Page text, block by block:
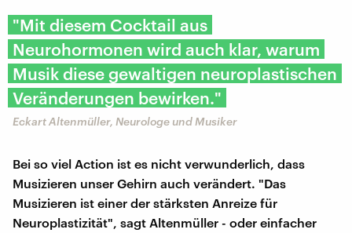
"Mit diesem Cocktail aus
Neurohormonen wird auch klar, warum
Musik diese gewaltigen neuroplastischen
Veränderungen bewirken."
Eckart Altenmüller, Neurologe und Musiker
Bei so viel Action ist es nicht verwunderlich, dass
Musizieren unser Gehirn auch verändert. "Das
Musizieren ist einer der stärksten Anreize für
Neuroplastizität", sagt Altenmüller - oder einfacher